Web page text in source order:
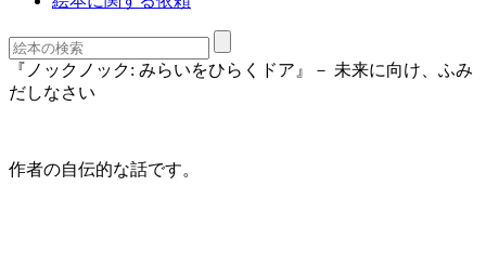
『ノックノック: みらいをひらくドア』－ 未来に向け、ふみ
だしなさい
作者の自伝的な話です。